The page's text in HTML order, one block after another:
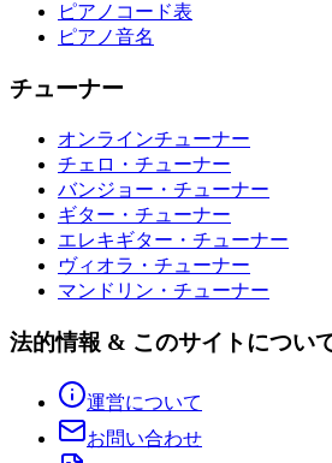
ピアノコード表
ピアノ音名
チューナー
オンラインチューナー
チェロ・チューナー
バンジョー・チューナー
ギター・チューナー
エレキギター・チューナー
ヴィオラ・チューナー
マンドリン・チューナー
法的情報 & このサイトについ
運営について
お問い合わせ